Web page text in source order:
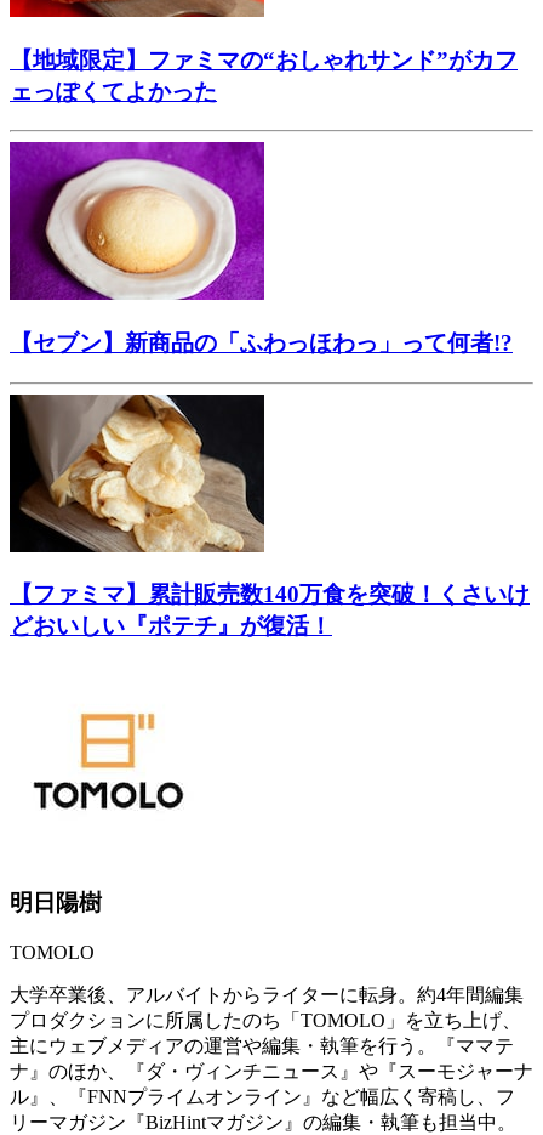
【地域限定】ファミマの“おしゃれサンド”がカフ
ェっぽくてよかった
【セブン】新商品の「ふわっほわっ」って何者!?
【ファミマ】累計販売数140万食を突破！くさいけ
どおいしい『ポテチ』が復活！
明日陽樹
TOMOLO
大学卒業後、アルバイトからライターに転身。約4年間編集
プロダクションに所属したのち「TOMOLO」を立ち上げ、
主にウェブメディアの運営や編集・執筆を行う。『ママテ
ナ』のほか、『ダ・ヴィンチニュース』や『スーモジャーナ
ル』、『FNNプライムオンライン』など幅広く寄稿し、フ
リーマガジン『BizHintマガジン』の編集・執筆も担当中。